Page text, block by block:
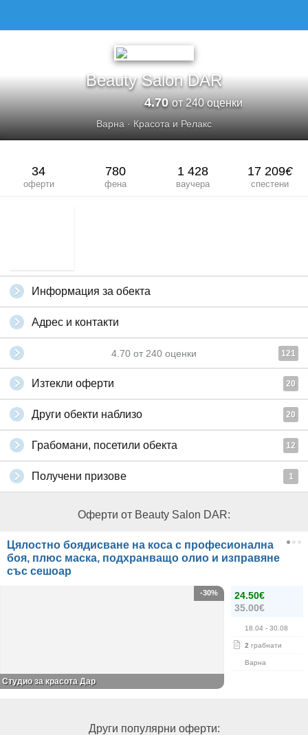
Beauty Salon DAR
4.70от 240 оценки
Варна · Красота и Релакс
34
оферти
780
фена
1 428
ваучера
17 209€
спестени
Информация за обекта
Адрес и контакти
4.70 от 240 оценки 121
Изтекли оферти 20
Други обекти наблизо 20
Грабомани, посетили обекта 12
Получени призове 1
Оферти от Beauty Salon DAR:
Цялостно боядисване на коса с професионална
боя, плюс маска, подхранващо олио и изправяне
със сешоар
24.50€
35.00€
18.04 - 30.08
2 грабнати
Варна
-30%
Студио за красота Дар
Други популярни оферти: